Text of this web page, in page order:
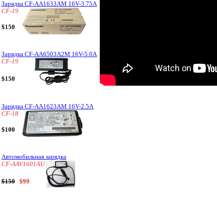
Зарядка CF-AA1633AM 16V-3.75A
CF-19
$150
Зарядка CF-AA6503A2M 16V-5.0A
CF-19
$150
Зарядка CF-AA1623AM 16V-2.5A
CF-18
$100
Автомобильная зарядка
CF-AAV1601AU
$150 $99